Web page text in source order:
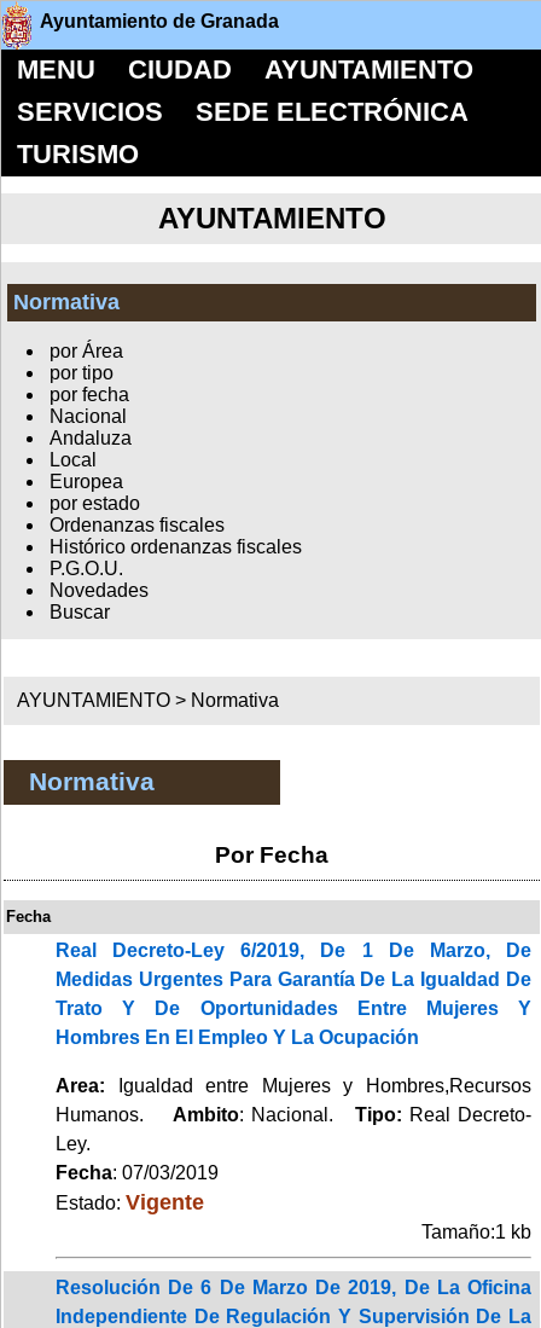
Ayuntamiento de Granada
MENU CIUDAD
AYUNTAMIENTO
SERVICIOS
SEDE ELECTRÓNICA
TURISMO
AYUNTAMIENTO
Normativa
por Área
por tipo
por fecha
Nacional
Andaluza
Local
Europea
por estado
Ordenanzas fiscales
Histórico ordenanzas fiscales
P.G.O.U.
Novedades
Buscar
AYUNTAMIENTO > Normativa
Normativa
Por Fecha
Fecha
Real Decreto-Ley 6/2019, De 1 De Marzo, De
Medidas Urgentes Para Garantía De La Igualdad De
Trato Y De Oportunidades Entre Mujeres Y
Hombres En El Empleo Y La Ocupación
Area: Igualdad entre Mujeres y Hombres,Recursos
Humanos. Ambito: Nacional. Tipo: Real Decreto-
Ley.
Fecha: 07/03/2019
Estado: Vigente
Tamaño:1 kb
Resolución De 6 De Marzo De 2019, De La Oficina
Independiente De Regulación Y Supervisión De La